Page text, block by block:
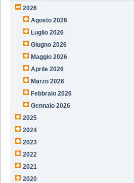
2026
Agosto 2026
Luglio 2026
Giugno 2026
Maggio 2026
Aprile 2026
Marzo 2026
Febbraio 2026
Gennaio 2026
2025
2024
2023
2022
2021
2020